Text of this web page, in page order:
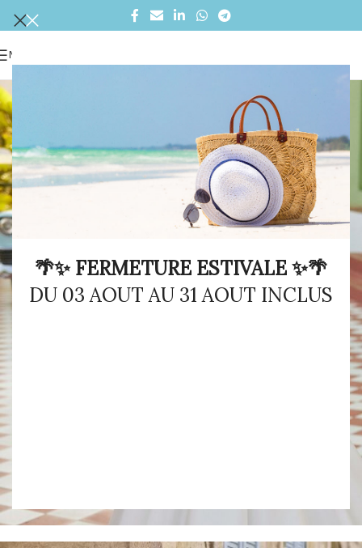
🌴✨ FERMETURE ESTIVALE ✨🌴
DU 03 AOUT AU 31 AOUT INCLUS
MENU